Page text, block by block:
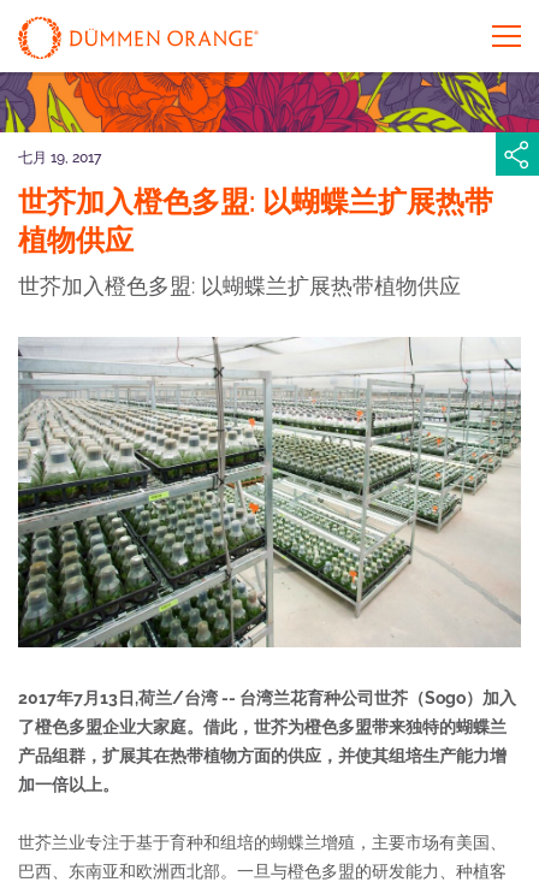
七月 19, 2017
世芥加入橙色多盟: 以蝴蝶兰扩展热带
植物供应
世芥加入橙色多盟: 以蝴蝶兰扩展热带植物供应
2017年7月13日,荷兰/台湾-- 台湾兰花育种公司世芥 （Sogo） 加入
了橙色多盟企业大家庭。借此，世芥为橙色多盟带来独特的蝴蝶兰
产品组群，扩展其在热带植物方面的供应，并使其组培生产能力增
加一倍以上。
世芥兰业专注于基于育种和组培的蝴蝶兰增殖，主要市场有美国、
巴西、东南亚和欧洲西北部。一旦与橙色多盟的研发能力、种植客